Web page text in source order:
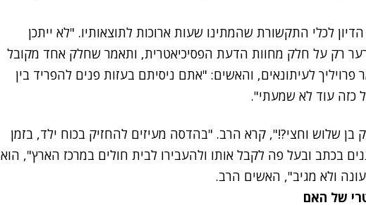
לכלי התקשורת שהמתינו שעות ארוכות לתוצאותיו. "לא ייתכן
רק על חלק מחוות הדעת הפסיכיאטרית, ותאמר שחלק אחד מקובל
לעיתונאים, והאשים: "אתם ניסיתם בעזות פנים להפריד בין
כזה עוד לא שמעתי".
בן שלוש וחצי?!", קרא הרב. "בהדסה מעיזים להחזיק בכוח ילד, בזמן
בכתב ובעל פה לקבל אותו ולהעבירו לבית חולים במרכז הארץ", הוא
ולא מגיב", האשים הרב.
של האם